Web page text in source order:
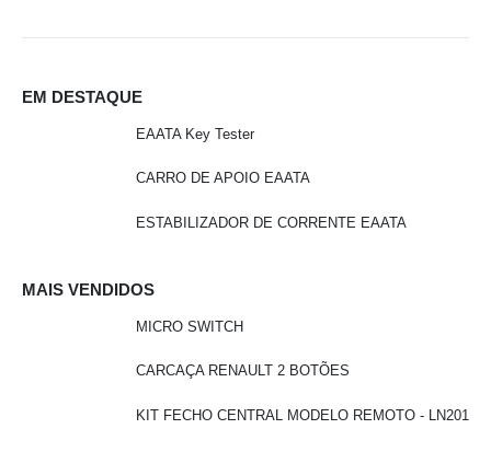
EM DESTAQUE
EAATA Key Tester
CARRO DE APOIO EAATA
ESTABILIZADOR DE CORRENTE EAATA
MAIS VENDIDOS
MICRO SWITCH
CARCAÇA RENAULT 2 BOTÕES
KIT FECHO CENTRAL MODELO REMOTO - LN201